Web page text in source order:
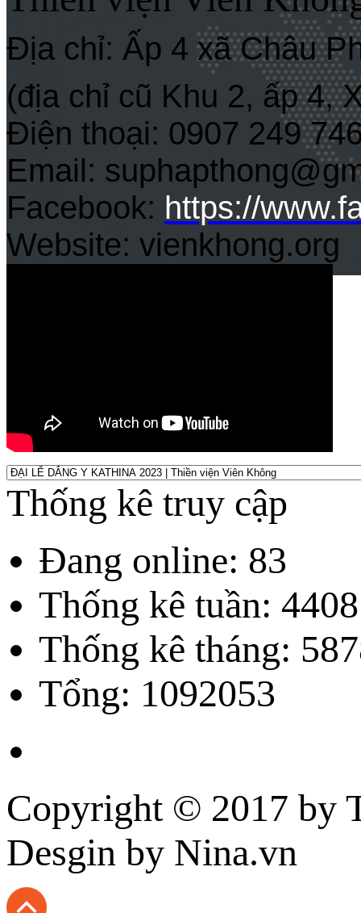
Địa chỉ: Ấp 4 xã Châu
(địa chỉ cũ Khu 2, ấp 4,
Điện thoại: 0907 249
Email:
Facebook: https://
Website: vienkhong.org
Thống kê truy cập
Đang online: 83
Thống kê tuần: 4408
Thống kê tháng:
Tổng: 1092053
Copyright © 2017 by
Desgin by Nina.vn